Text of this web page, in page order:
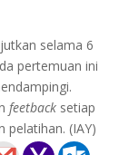
selama 6
pertemuan ini
feetbacksetiap
pelatihan. (IAY)